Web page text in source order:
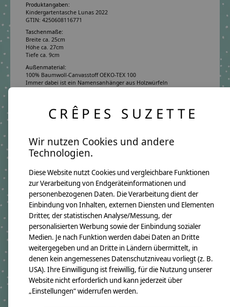
Produktangaben:
Kindergartentasche Lunas 2022
GTIN: 4250608116771
Taschenmaße:
Breite ca. 25cm
Höhe ca. 27cm
Tiefe ca. 9cm
Außenmaterial:
100% Baumwoll-Canvasstoff OEKO-TEX 100
Immer dabei ist ein Namensanhänger aus Holzwürfeln
Pflegehinweis:
Waschbar bei 30°C Schonwäsche, nicht trocknergeeignet
Die angehangenen Holzwürfel sind nicht für Kinder unter 3 Jahren
geeignet.
Angaben zum Hersteller:
crêpes suzette GmbH & Co. KG
Sülzburgstraße 108
50937 Köln
E-Mail:info@crepes-suzette.net
Tel.:
+49 221 2616939
Ergänzende Produkte
Carousel items
CRÊPES SUZETTE
Wir nutzen Cookies und andere
Technologien.
Diese Website nutzt Cookies und vergleichbare Funktionen
zur Verarbeitung von Endgeräteinformationen und
personenbezogenen Daten. Die Verarbeitung dient der
Einbindung von Inhalten, externen Diensten und Elementen
Dritter, der statistischen Analyse/Messung, der
personalisierten Werbung sowie der Einbindung sozialer
Medien. Je nach Funktion werden dabei Daten an Dritte
weitergegeben und an Dritte in Ländern übermittelt, in
denen kein angemessenes Datenschutzniveau vorliegt (z. B.
USA). Ihre Einwilligung ist freiwillig, für die Nutzung unserer
Website nicht erforderlich und kann jederzeit über
„Einstellungen“ widerrufen werden.